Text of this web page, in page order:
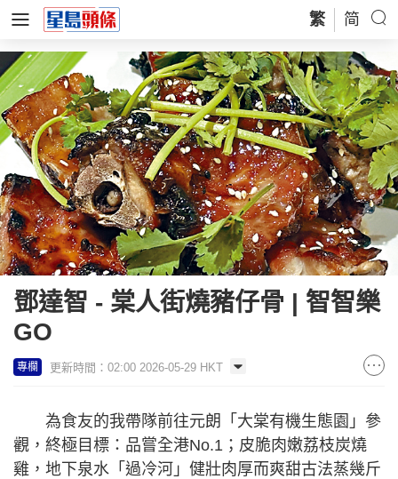
繁 简
鄧達智 - 棠人街燒豬仔骨 | 智智樂
GO
專欄 更新時間：02:00 2026-05-29 HKT
為食友的我帶隊前往元朗「大棠有機生態園」參
觀，終極目標：品嘗全港No.1；皮脆肉嫩荔枝炭燒
雞，地下泉水「過冷河」健壯肉厚而爽甜古法蒸幾斤